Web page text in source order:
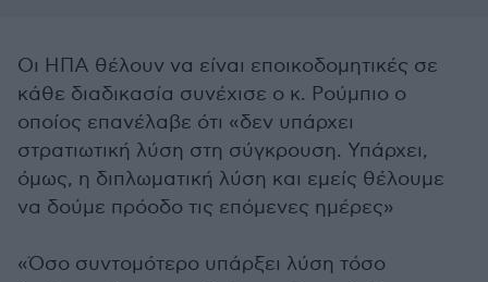
Οι ΗΠΑ θέλουν να είναι εποικοδομητικές σε
κάθε διαδικασία συνέχισε ο κ. Ρούμπιο ο
οποίος επανέλαβε ότι «δεν υπάρχει
στρατιωτική λύση στη σύγκρουση. Υπάρχει,
όμως, η διπλωματική λύση και εμείς θέλουμε
να δούμε πρόοδο τις επόμενες ημέρες»
«Όσο συντομότερο υπάρξει λύση τόσο